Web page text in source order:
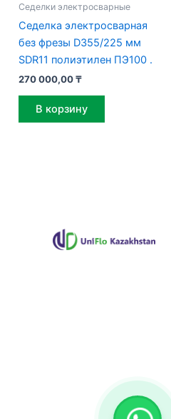
Седелки электросварные
Седелка электросварная
без фрезы D355/225 мм
SDR11 полиэтилен ПЭ100 .
270 000,00₸
В корзину